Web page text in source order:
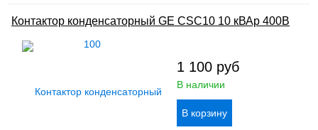
Контактор конденсаторный GE CSC10 10 кВАр 400В
1 100 руб
В наличии